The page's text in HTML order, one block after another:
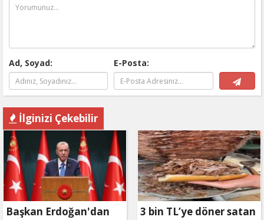
Ad, Soyad: E-Posta:
İlginizi Çekebilir
Başkan Erdoğan'dan
3 bin TL’ye döner satan